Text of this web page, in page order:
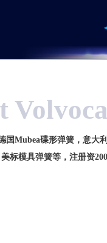
国Mubea碟形弹簧，意大利
标模具弹簧等，注册资200